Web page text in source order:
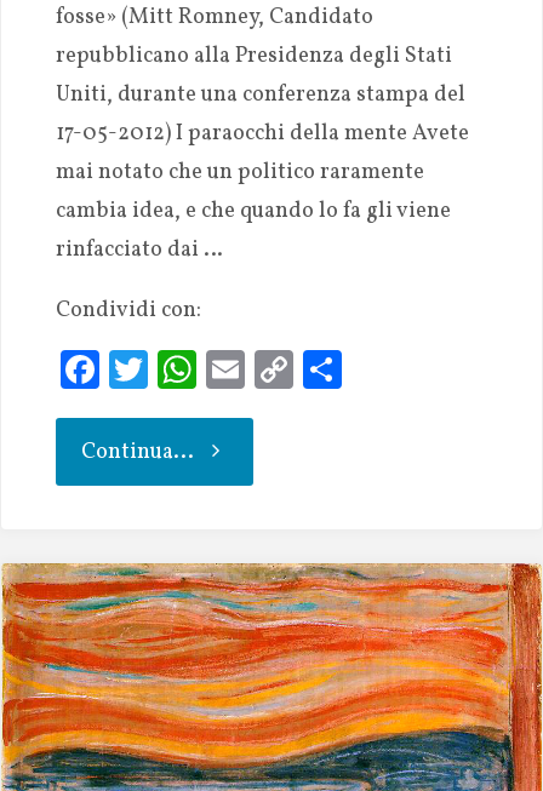
fosse» (Mitt Romney, Candidato
repubblicano alla Presidenza degli Stati
Uniti, durante una conferenza stampa del
17-05-2012) I paraocchi della mente Avete
mai notato che un politico raramente
cambia idea, e che quando lo fa gli viene
rinfacciato dai …
Condividi con:
Fa
ce
b
oo
T
w
it
te
W
h
at
s
p
p
E
m
l
C
n
k
S
Continua...